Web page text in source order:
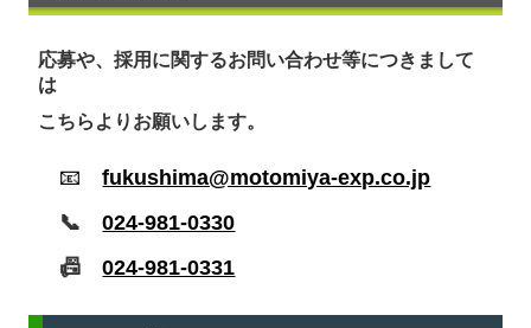
応募や、採用に関するお問い合わせ等につきまして
は
こちらよりお願いします。
📧fukushima@motomiya-exp.co.jp
📞024-981-0330
📠024-981-0331